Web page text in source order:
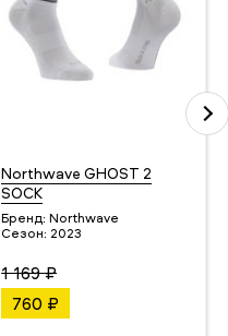
Northwave GHOST 2
SOCK
Бренд: Northwave
Сезон: 2023
1 169 ₽
760 ₽